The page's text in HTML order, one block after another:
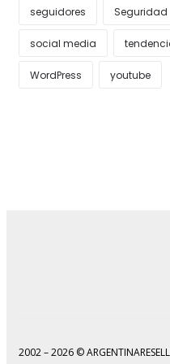
seguidores Seguridad
social media
WordPress youtube
2002 – 2026 ©